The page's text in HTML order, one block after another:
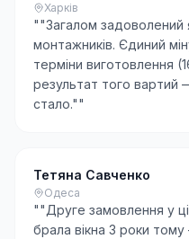
Харків
""Загалом задоволений
монтажників. Єдиний
терміни виготовлення
результат того вартий
стало.""
Тетяна Савченко
Одеса
""Друге замовлення у
брала вікна 3 роки